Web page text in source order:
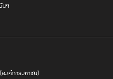
นฯ
องค์การมหาชน)